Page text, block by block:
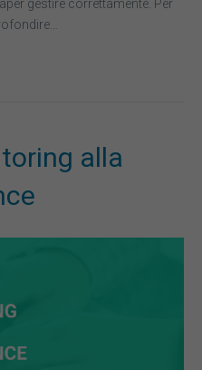
gestire correttamente. Per
alla